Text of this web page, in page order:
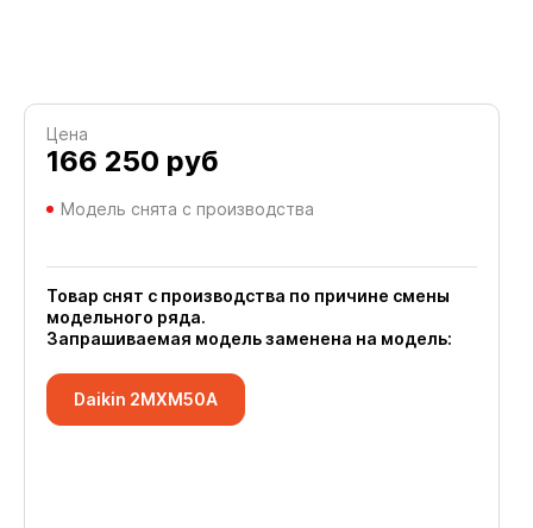
Цена
166 250 руб
Модель снята с производства
Товар снят с производства по причине смены
модельного ряда.
Запрашиваемая модель заменена на модель:
Daikin 2MXM50A